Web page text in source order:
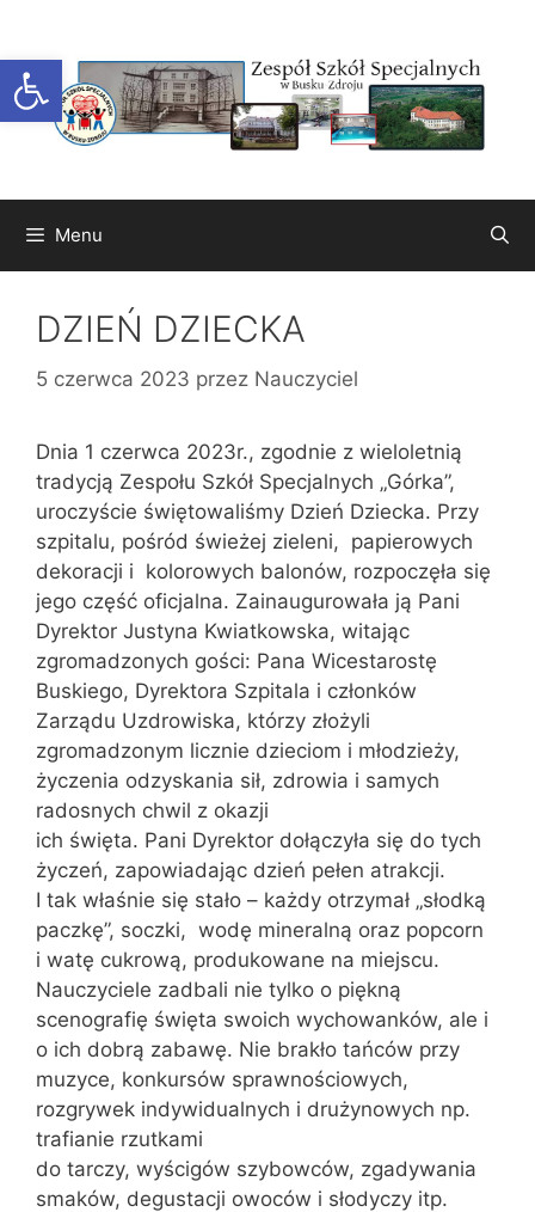
Otwórz pasek narzędzi
treści
Menu
DZIEŃ DZIECKA
5 czerwca 2023 przez Nauczyciel
Dnia 1 czerwca 2023r., zgodnie z wieloletnią
tradycją Zespołu Szkół Specjalnych „Górka”,
uroczyście świętowaliśmy Dzień Dziecka. Przy
szpitalu, pośród świeżej zieleni, papierowych
dekoracji i kolorowych balonów, rozpoczęła się
jego część oficjalna. Zainaugurowała ją Pani
Dyrektor Justyna Kwiatkowska, witając
zgromadzonych gości: Pana Wicestarostę
Buskiego, Dyrektora Szpitala i członków
Zarządu Uzdrowiska, którzy złożyli
zgromadzonym licznie dzieciom i młodzieży,
życzenia odzyskania sił, zdrowia i samych
radosnych chwil z okazji
ich święta. Pani Dyrektor dołączyła się do tych
życzeń, zapowiadając dzień pełen atrakcji.
I tak właśnie się stało – każdy otrzymał „słodką
paczkę”, soczki, wodę mineralną oraz popcorn
i watę cukrową, produkowane na miejscu.
Nauczyciele zadbali nie tylko o piękną
scenografię święta swoich wychowanków, ale i
o ich dobrą zabawę. Nie brakło tańców przy
muzyce, konkursów sprawnościowych,
rozgrywek indywidualnych i drużynowych np.
trafianie rzutkami
do tarczy, wyścigów szybowców, zgadywania
smaków, degustacji owoców i słodyczy itp.